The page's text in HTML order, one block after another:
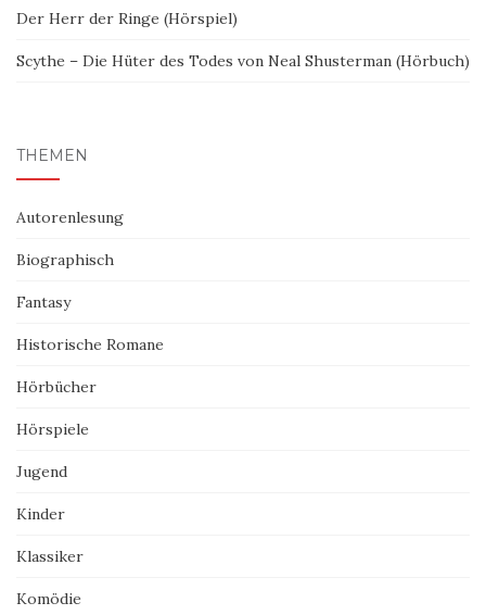
Der Herr der Ringe (Hörspiel)
Scythe – Die Hüter des Todes von Neal Shusterman (Hörbuch)
THEMEN
Autorenlesung
Biographisch
Fantasy
Historische Romane
Hörbücher
Hörspiele
Jugend
Kinder
Klassiker
Komödie